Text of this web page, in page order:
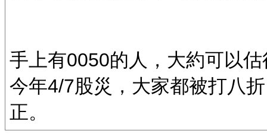
手上有0050的人，大約可以
今年4/7股災，大家都被打八
正。